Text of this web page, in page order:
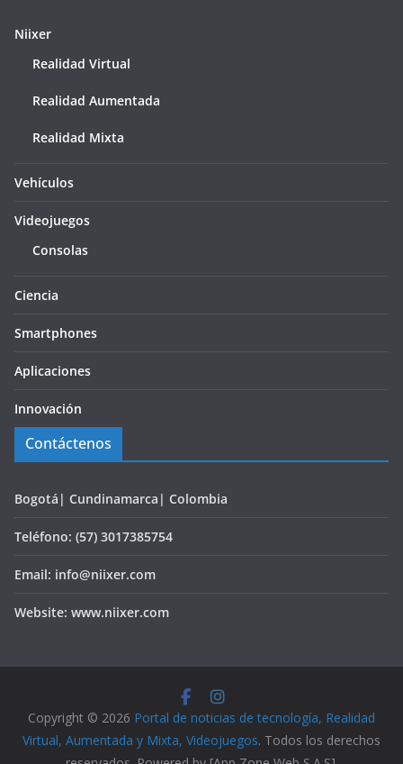
Niixer
Realidad Virtual
Realidad Aumentada
Realidad Mixta
Vehículos
Videojuegos
Consolas
Ciencia
Smartphones
Aplicaciones
Innovación
Contáctenos
Bogotá| Cundinamarca| Colombia
Teléfono: (57) 3017385754
Email: info@niixer.com
Website: www.niixer.com
Copyright © 2026 Portal de noticias de tecnología, Realidad
Virtual, Aumentada y Mixta, Videojuegos. Todos los derechos